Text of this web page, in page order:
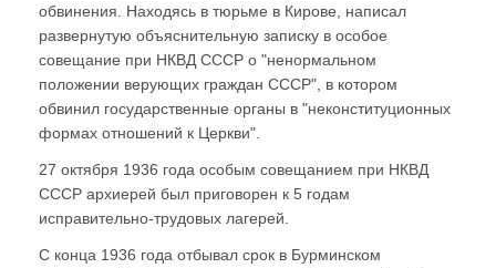
обвинения. Находясь в тюрьме в Кирове, написал
развернутую объяснительную записку в особое
совещание при НКВД СССР о "ненормальном
положении верующих граждан СССР", в котором
обвинил государственные органы в "неконституционных
формах отношений к Церкви".
27 октября 1936 года особым совещанием при НКВД
СССР архиерей был приговорен к 5 годам
исправительно-трудовых лагерей.
С конца 1936 года отбывал срок в Бурминском